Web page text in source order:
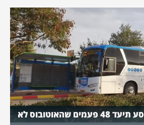
שערוריית תנופה: נוסע תיעד 48 פעמים שהאוטובוס לא